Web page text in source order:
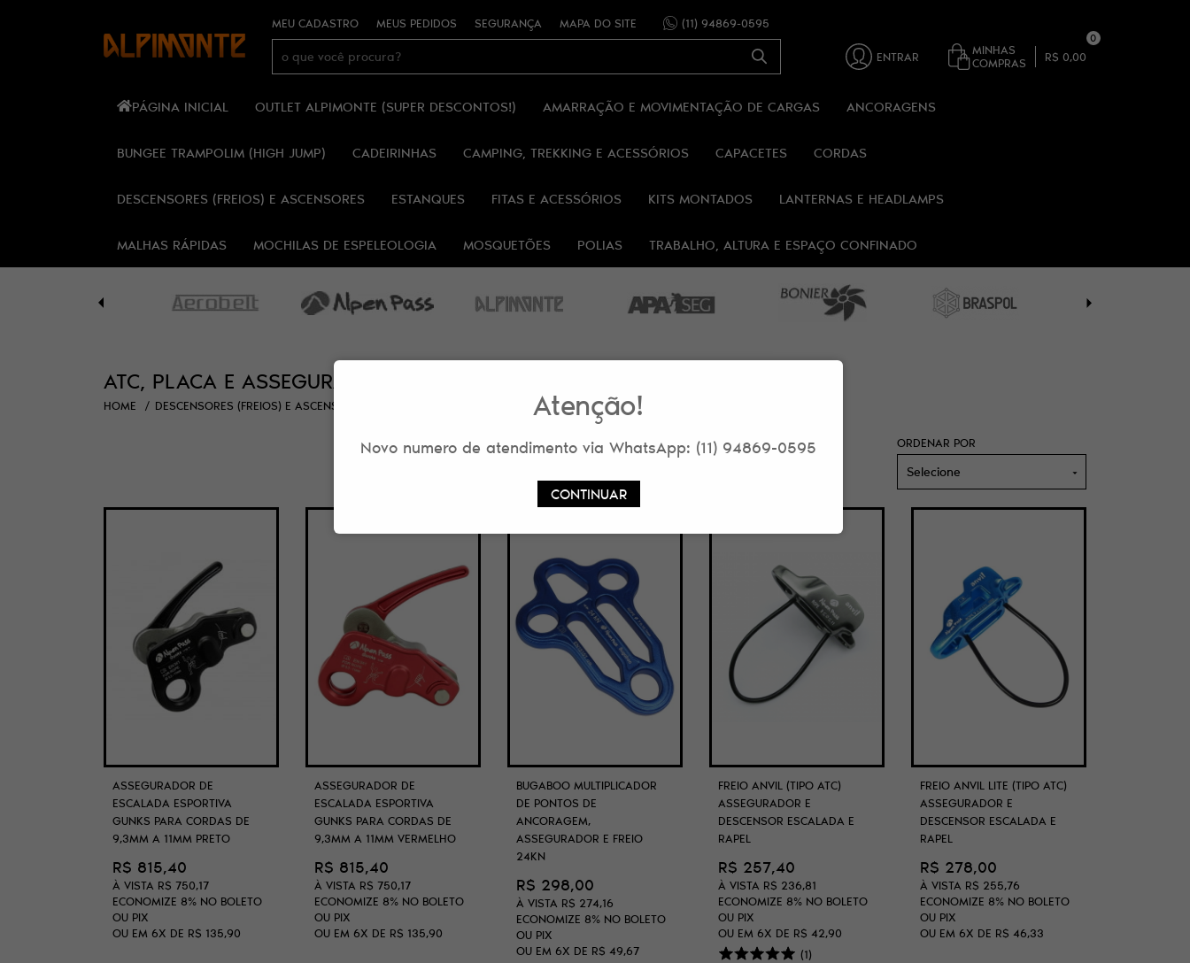
MEU CADASTRO MEUS PEDIDOS SEGURANÇA MAPA DO SITE (11) 94869-0595
ENTRAR
MINHAS
COMPRAS
0
R$ 0,00
PÁGINA INICIAL OUTLET ALPIMONTE (SUPER DESCONTOS!) AMARRAÇÃO E MOVIMENTAÇÃO DE CARGAS ANCORAGENS
BUNGEE TRAMPOLIM (HIGH JUMP) CADEIRINHAS CAMPING, TREKKING E ACESSÓRIOS CAPACETES CORDAS
DESCENSORES (FREIOS) E ASCENSORES ESTANQUES FITAS E ACESSÓRIOS KITS MONTADOS LANTERNAS E HEADLAMPS
MALHAS RÁPIDAS MOCHILAS DE ESPELEOLOGIA MOSQUETÕES POLIAS TRABALHO, ALTURA E ESPAÇO CONFINADO
ATC, PLACA E ASSEGURADOR
HOME DESCENSORES (FREIOS) E ASCENSORES ATC, PLACA E ASSEGURADOR
ORDENAR POR
Selecione
ASSEGURADOR DE
ESCALADA ESPORTIVA
GUNKS PARA CORDAS DE
9,3MM A 11MM PRETO
R$ 815,40
À VISTA R$ 750,17
ECONOMIZE 8% NO BOLETO
OU PIX
OU EM 6X DE R$ 135,90
ASSEGURADOR DE
ESCALADA ESPORTIVA
GUNKS PARA CORDAS DE
9,3MM A 11MM VERMELHO
R$ 815,40
À VISTA R$ 750,17
ECONOMIZE 8% NO BOLETO
OU PIX
OU EM 6X DE R$ 135,90
BUGABOO MULTIPLICADOR
DE PONTOS DE
ANCORAGEM,
ASSEGURADOR E FREIO
24KN
R$ 298,00
À VISTA R$ 274,16
ECONOMIZE 8% NO BOLETO
OU PIX
OU EM 6X DE R$ 49,67
FREIO ANVIL (TIPO ATC)
ASSEGURADOR E
DESCENSOR ESCALADA E
RAPEL
R$ 257,40
À VISTA R$ 236,81
ECONOMIZE 8% NO BOLETO
OU PIX
OU EM 6X DE R$ 42,90
(1)
FREIO ANVIL LITE (TIPO ATC)
ASSEGURADOR E
DESCENSOR ESCALADA E
RAPEL
R$ 278,00
À VISTA R$ 255,76
ECONOMIZE 8% NO BOLETO
OU PIX
OU EM 6X DE R$ 46,33
Atenção!
Novo numero de atendimento via WhatsApp: (11) 94869-0595
CONTINUAR